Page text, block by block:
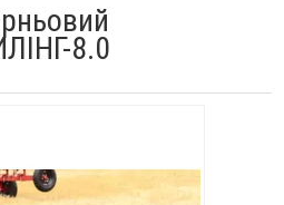
8.0